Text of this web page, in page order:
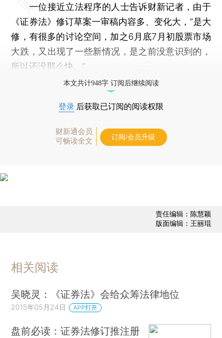
一位接近立法程序的人士告诉财新记者，由于
《证券法》修订草案一审稿内容多、变化大，“是大
修，有很多的讨论空间，加之6月底7月初股票市场
大跌，又出现了一些新情况，是之前没意识到的，
所以还没那么快。”
本文共计948字 订阅后继续阅读
登录 后获取已订阅的阅读权限
财新通会员
可畅读全文
订阅/会员升级
责任编辑：陈慧颖
版面编辑：王丽琨
相关阅读
吴晓灵：《证券法》会给众筹法律地位
2015年05月24日 APP打开
盘前必读：证券法修订推注册